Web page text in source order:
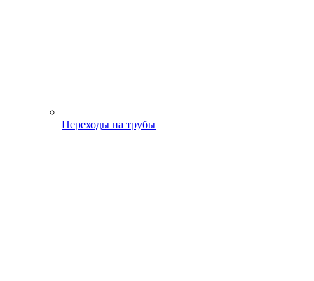
Переходы на трубы